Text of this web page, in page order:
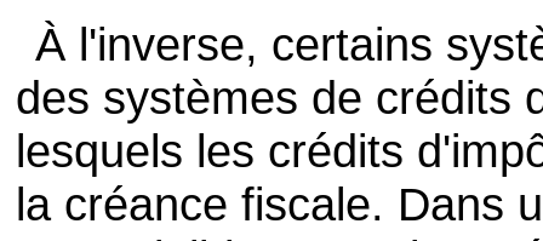
À l'inverse, certains
des systèmes de crédits
lesquels les crédits
la créance fiscale. Dans